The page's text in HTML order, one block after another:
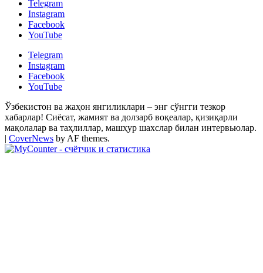
Telegram
Instagram
Facebook
YouTube
Telegram
Instagram
Facebook
YouTube
Ўзбекистон ва жаҳон янгиликлари – энг сўнгги тезкор
хабарлар! Сиёсат, жамият ва долзарб воқеалар, қизиқарли
мақолалар ва таҳлиллар, машҳур шахслар билан интервьюлар.
| CoverNews by AF themes.